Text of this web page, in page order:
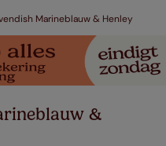
Marineblauw & Henley
&